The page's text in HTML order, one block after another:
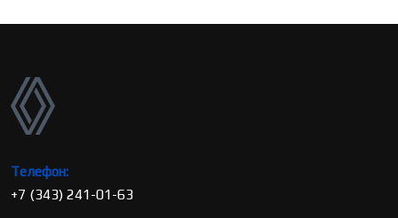
Телефон:
+7 (343) 241-01-63